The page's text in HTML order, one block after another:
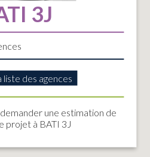
3J
liste des agences
une estimation de
projet à BATI 3J